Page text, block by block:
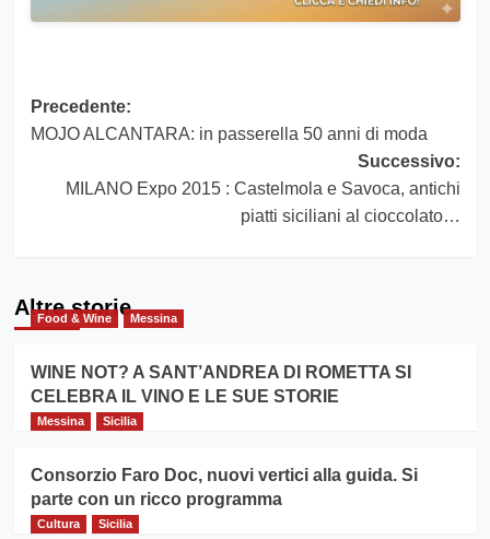
Navigazione
articolo
Precedente:
MOJO ALCANTARA: in passerella 50 anni di moda
Successivo:
MILANO Expo 2015 : Castelmola e Savoca, antichi
piatti siciliani al cioccolato…
Altre storie
Food & Wine Messina
WINE NOT? A SANT’ANDREA DI ROMETTA SI
CELEBRA IL VINO E LE SUE STORIE
Messina Sicilia
Consorzio Faro Doc, nuovi vertici alla guida. Si
parte con un ricco programma
Cultura Sicilia